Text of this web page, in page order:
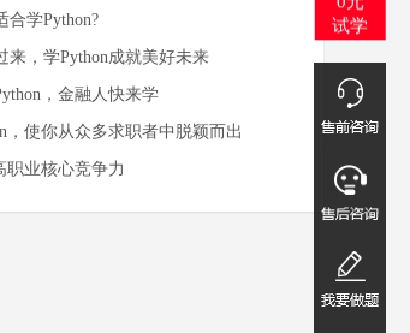
试学
合学Python?
来，学Python成就美好未来
，金融人快来学
，使你从众多求职者中脱颖而出
职业核心竞争力